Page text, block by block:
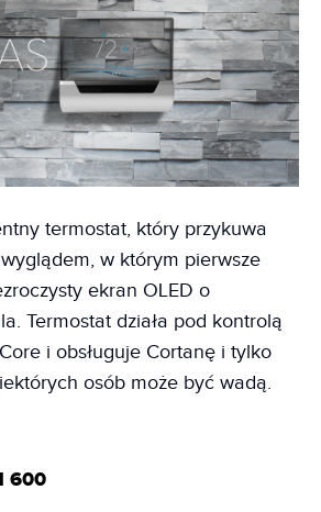
termostat, który przykuwa
w którym pierwsze
ekran OLED o
Termostat działa pod kontrolą
i obsługuje Cortanę i tylko
osób może być wadą.
600